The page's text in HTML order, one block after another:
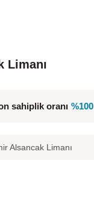
Limanı
sahiplik oranı %100
Alsancak Limanı